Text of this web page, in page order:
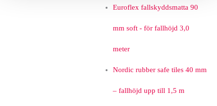
Euroflex fallskyddsmatta 90
mm soft - för fallhöjd 3,0
meter
Nordic rubber safe tiles 40 mm
– fallhöjd upp till 1,5 m